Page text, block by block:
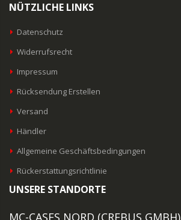
NÜTZLICHE LINKS
Datenschutz
Widerrufsrecht
Impressum
Rücksendung Erstellen
Versand
Händler
Allgemeine Geschäftsbedingungen
Rückerstattungsrichtlinie
UNSERE STANDORTE
MC-CASES NORD (CREBUS GMBH)